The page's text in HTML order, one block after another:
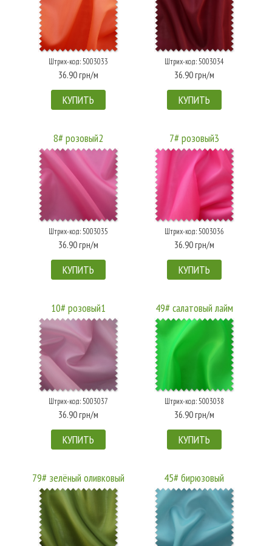
Штрих-код: 5003033
36.90 грн/м
КУПИТЬ
Штрих-код: 5003034
36.90 грн/м
КУПИТЬ
8# розовый2
Штрих-код: 5003035
36.90 грн/м
КУПИТЬ
7# розовый3
Штрих-код: 5003036
36.90 грн/м
КУПИТЬ
10# розовый1
Штрих-код: 5003037
36.90 грн/м
КУПИТЬ
49# салатовый лайм
Штрих-код: 5003038
36.90 грн/м
КУПИТЬ
79# зелёный оливковый 45# бирюзовый